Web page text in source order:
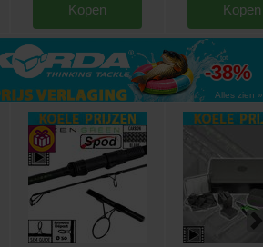
Kopen Kopen
tot
-38%
Alles zien »